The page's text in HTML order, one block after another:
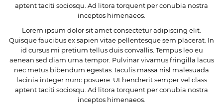
aptent taciti sociosqu. Ad litora torquent per conubia nostra
inceptos himenaeos.
Lorem ipsum dolor sit amet consectetur adipiscing elit.
Quisque faucibus ex sapien vitae pellentesque sem placerat. In
id cursus mi pretium tellus duis convallis. Tempus leo eu
aenean sed diam urna tempor. Pulvinar vivamus fringilla lacus
nec metus bibendum egestas. Iaculis massa nisl malesuada
lacinia integer nunc posuere. Ut hendrerit semper vel class
aptent taciti sociosqu. Ad litora torquent per conubia nostra
inceptos himenaeos.